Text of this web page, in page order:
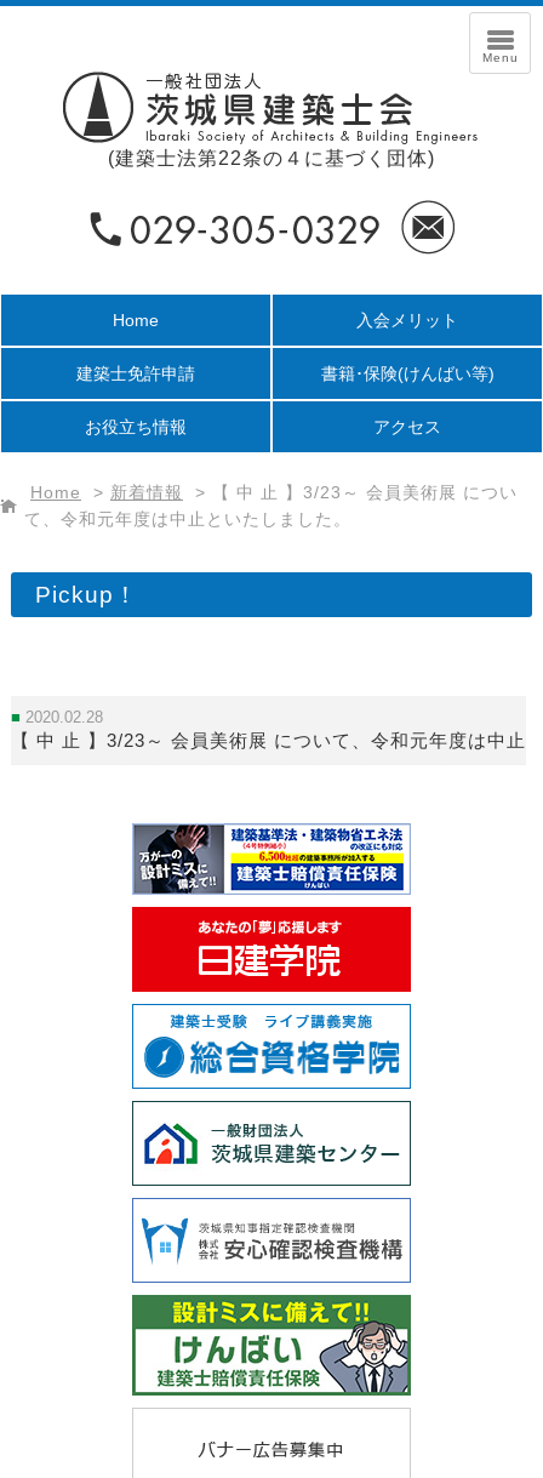
(建築士法第22条の４に基づく団体)
Home 入会メリット
建築士免許申請 書籍･保険(けんばい等)
お役立ち情報 アクセス
Home > 新着情報 >
【 中 止 】3/23～ 会員美術展 につい
て、令和元年度は中止といたしました。
Pickup！
2020.02.28
【 中 止 】3/23～ 会員美術展 について、令和元年度は中